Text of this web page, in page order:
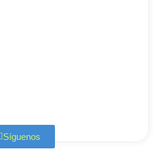
Síguenos